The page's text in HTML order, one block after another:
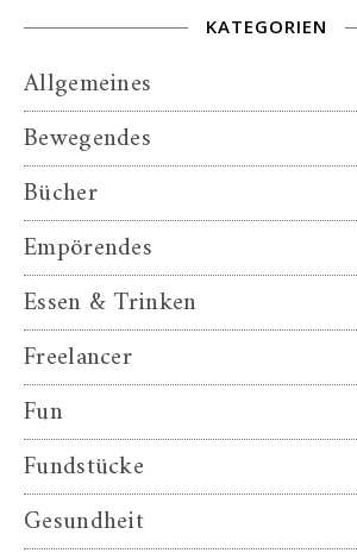
KATEGORIEN
Allgemeines
Bewegendes
Bücher
Empörendes
Essen & Trinken
Freelancer
Fun
Fundstücke
Gesundheit